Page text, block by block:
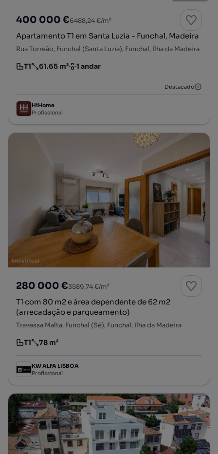
400 000 €6488,24 €/m²
Apartamento T1 em Santa Luzia - Funchal, Madeira
Rua Torreão, Funchal (Santa Luzia), Funchal, Ilha da Madeira
Tipologia
T1
Preço por metro quadrado
61.65 m²
Andar 1 andar
Destacado
HiHome
Profissional
280 000 €3589,74 €/m²
T1 com 80 m2 e área dependente de 62 m2
(arrecadação e parqueamento)
Travessa Malta, Funchal (Sé), Funchal, Ilha da Madeira
Tipologia
T1
Preço por metro quadrado
78 m²
KW ALFA LISBOA
Profissional